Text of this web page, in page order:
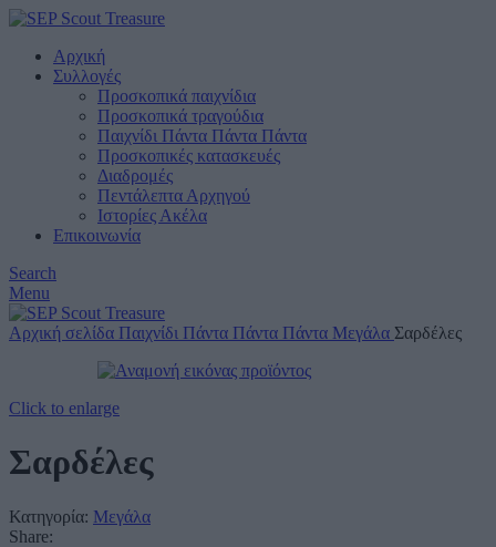
Αρχική
Συλλογές
Προσκοπικά παιχνίδια
Προσκοπικά τραγούδια
Παιχνίδι Πάντα Πάντα Πάντα
Προσκοπικές κατασκευές
Διαδρομές
Πεντάλεπτα Αρχηγού
Ιστορίες Ακέλα
Επικοινωνία
Search
Menu
Αρχική σελίδα Παιχνίδι Πάντα Πάντα Πάντα Μεγάλα Σαρδέλες
Click to enlarge
Σαρδέλες
Κατηγορία: Μεγάλα
Share: